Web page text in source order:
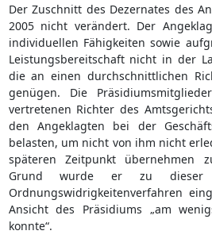
Der Zuschnitt des Dezernates des
2005 nicht verändert. Der
individuellen Fähigkeiten sowie
Leistungsbereitschaft nicht in der
die an einen durchschnittlichen
genügen. Die
vertretenen Richter des
den Angeklagten bei der
belasten, um nicht von ihm nicht
späteren Zeitpunkt übernehmen
Grund wurde er zu
Ordnungswidrigkeitenverfahren
Ansicht des Präsidiums „am
konnte“.